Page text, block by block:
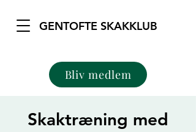
GENTOFTE SKAKKLUB
Bliv medlem
Skaktræning med